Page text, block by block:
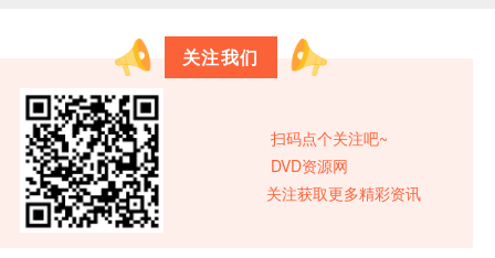
关注我们
扫码点个关注吧~
DVD资源网
关注获取更多精彩资讯